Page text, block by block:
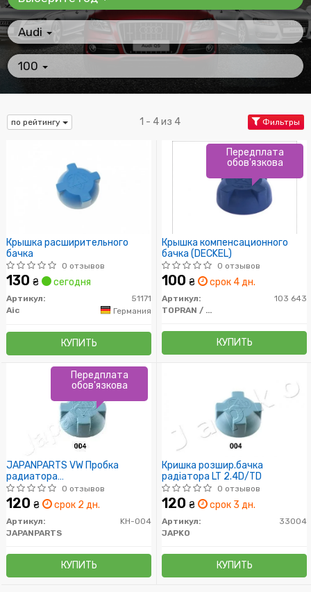
Audi
100
по рейтингу 1 - 4 из 4 Фильтры
Крышка расширительного
бачка
0 отзывов
130 ₴ сегодня
Артикул:
51171
Aic
Германия
КУПИТЬ
Крышка компенсационного
бачка (DECKEL)
0 отзывов
100 ₴ срок 4 дн.
Артикул:
103 643
TOPRAN / HANS PRIES
КУПИТЬ
Передплата
обов'язкова
JAPANPARTS VW Пробка
радиатора
Golf,Polo,Passat,Jetta,LT,AUDI80/90/100
0 отзывов
120 ₴ срок 2 дн.
Артикул:
KH-004
JAPANPARTS
КУПИТЬ
Передплата
обов'язкова
Кришка розшир.бачка
радіатора LT 2.4D/TD
0 отзывов
120 ₴ срок 3 дн.
Артикул:
33004
JAPKO
КУПИТЬ